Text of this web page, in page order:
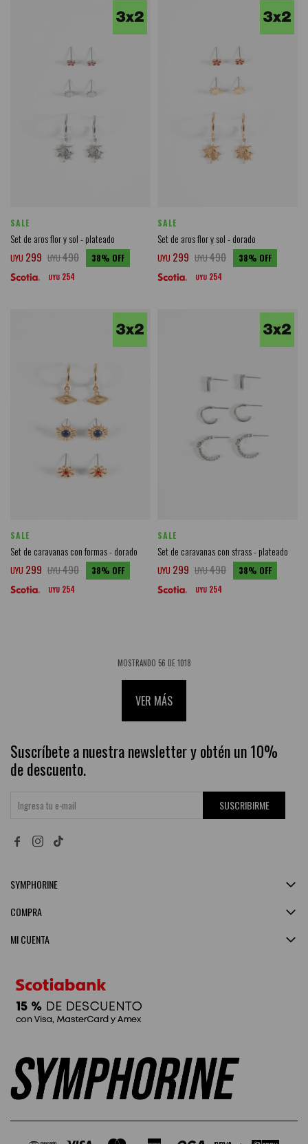
SALE
Set de aros flor y sol - plateado
UYU 299 UYU490 38
UYU 254
SALE
Set de aros flor y sol - dorado
UYU 299 UYU490 38
UYU 254
SALE
Set de caravanas con formas - dorado
UYU 299 UYU490 38
UYU 254
SALE
Set de caravanas con strass - plateado
UYU 299 UYU490 38
UYU 254
MOSTRANDO 56 DE 1018
VER MÁS
Suscríbete a nuestra newsletter y obtén un 10%
de descuento.
SUSCRIBIRME
 
SYMPHORINE
MI CUENTA
COMPRA